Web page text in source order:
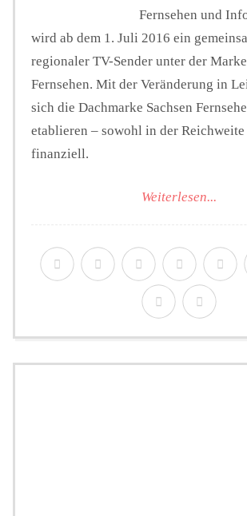
Fernsehen und
wird ab dem 1. Juli 2016 ein
regionaler TV-Sender unter der
Fernsehen. Mit der Veränderung in
sich die Dachmarke Sachsen
etablieren – sowohl in der Reichweite
finanziell.
Weiterlesen...